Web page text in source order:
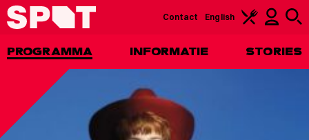
PROGRAMMA INFORMATIE STORIES
Contact English